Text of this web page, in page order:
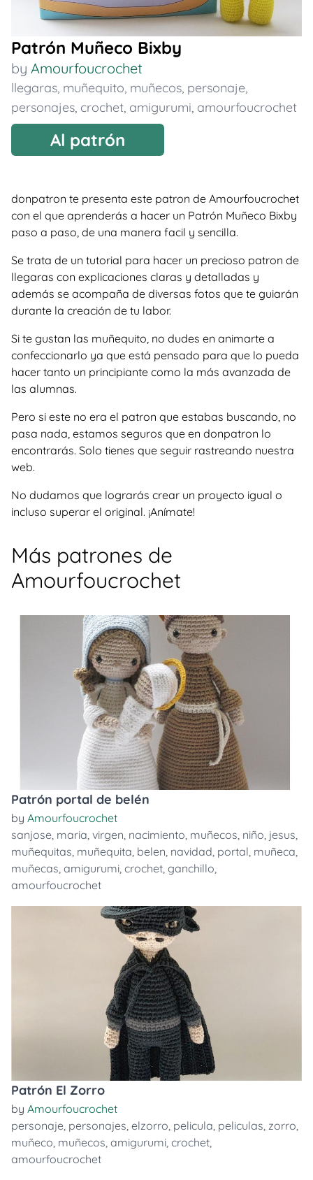
Patrón Muñeco Bixby
by Amourfoucrochet
llegaras, muñequito, muñecos, personaje,
personajes, crochet, amigurumi, amourfoucrochet
Al patrón
donpatron te presenta este patron de Amourfoucrochet
con el que aprenderás a hacer un Patrón Muñeco Bixby
paso a paso, de una manera facil y sencilla.
Se trata de un tutorial para hacer un precioso patron de
llegaras con explicaciones claras y detalladas y
además se acompaña de diversas fotos que te guiarán
durante la creación de tu labor.
Si te gustan las muñequito, no dudes en animarte a
confeccionarlo ya que está pensado para que lo pueda
hacer tanto un principiante como la más avanzada de
las alumnas.
Pero si este no era el patron que estabas buscando, no
pasa nada, estamos seguros que en donpatron lo
encontrarás. Solo tienes que seguir rastreando nuestra
web.
No dudamos que lograrás crear un proyecto igual o
incluso superar el original. ¡Anímate!
Más patrones de
Amourfoucrochet
Patrón portal de belén
by Amourfoucrochet
sanjose, maria, virgen, nacimiento, muñecos, niño, jesus,
muñequitas, muñequita, belen, navidad, portal, muñeca,
muñecas, amigurumi, crochet, ganchillo,
amourfoucrochet
Patrón El Zorro
by Amourfoucrochet
personaje, personajes, elzorro, pelicula, peliculas, zorro,
muñeco, muñecos, amigurumi, crochet,
amourfoucrochet